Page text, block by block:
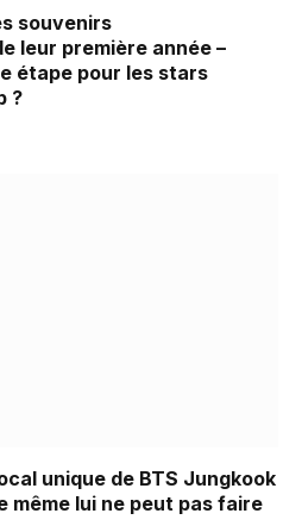
souvenirs
leur première année –
étape pour les stars
?
unique de BTS Jungkook
même lui ne peut pas faire